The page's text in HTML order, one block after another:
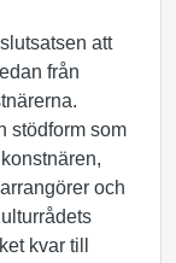
att
från
stödform som
och
kvar till